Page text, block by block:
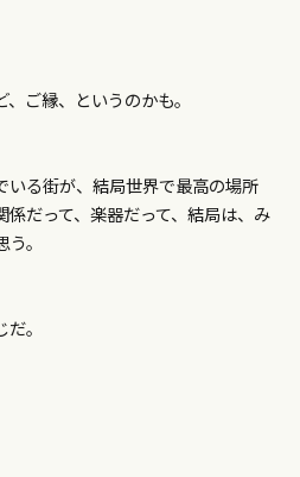
ご縁、というのかも。
いる街が、結局世界で最高の場所
係だって、楽器だって、結局は、み
。
。